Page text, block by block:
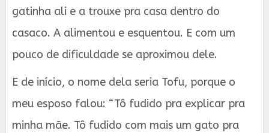
gatinha ali e a trouxe pra casa dentro do
casaco. A alimentou e esquentou. E com um
pouco de dificuldade se aproximou dele.
E de início, o nome dela seria Tofu, porque o
meu esposo falou: “Tô fudido pra explicar pra
minha mãe. Tô fudido com mais um gato pra